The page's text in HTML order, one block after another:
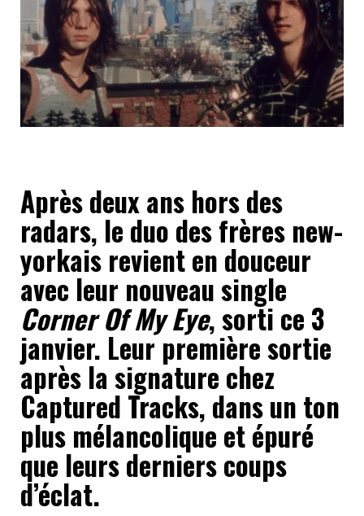
Après deux ans hors des
radars, le duo des frères new-
yorkais revient en douceur
avec leur nouveau single
Corner Of My Eye, sorti ce 3
janvier. Leur première sortie
après la signature chez
Captured Tracks, dans un ton
plus mélancolique et épuré
que leurs derniers coups
d’éclat.